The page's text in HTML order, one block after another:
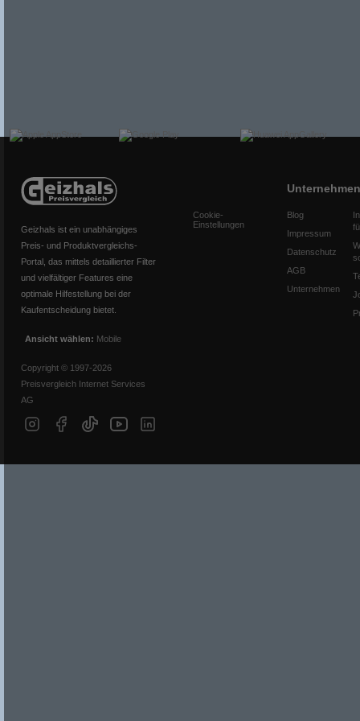
Geizhals ist ein unabhängiges
Preis- und Produktvergleichs-
Portal, das mittels detaillierter Filter
und vielfältiger Features eine
optimale Hilfestellung bei der
Kaufentscheidung bietet.
Ansicht wählen: Mobile
Copyright © 1997-2026
Preisvergleich Internet Services
AG
Cookie-
Einstellungen
Unternehmen
Blog
Impressum
Datenschutz
AGB
Unternehmen